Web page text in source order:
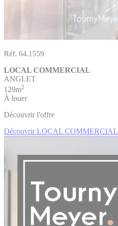
Réf. 64.1559
LOCAL COMMERCIAL
ANGLET
129m2
À louer
Découvrir l'offre
Découvrir LOCAL COMMERCIAL